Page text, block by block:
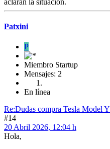
aclaran la situación.
Patxini
P
Miembro Startup
Mensajes: 2
En línea
Re:Dudas compra Tesla Model Y
#14
20 Abril 2026, 12:04 h
Hola,